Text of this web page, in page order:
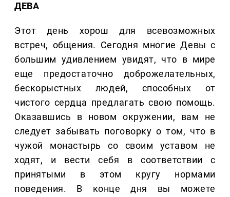
ДЕВА
Этот день хорош для всевозможных
встреч, общения. Сегодня многие Девы с
большим удивлением увидят, что в мире
еще предостаточно доброжелательных,
бескорыстных людей, способных от
чистого сердца предлагать свою помощь.
Оказавшись в новом окружении, вам не
следует забывать поговорку о том, что в
чужой монастырь со своим уставом не
ходят, и вести себя в соответствии с
принятыми в этом кругу нормами
поведения. В конце дня вы можете